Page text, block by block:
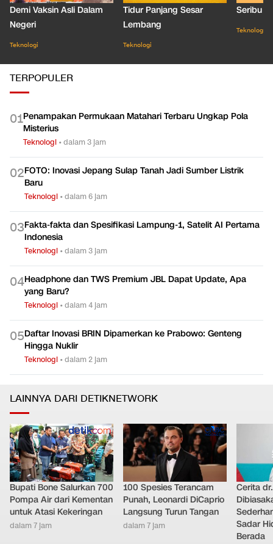
Demi Vaksin Asli Dalam
Negeri
Teknologi
Tidur Panjang Sesar
Lembang
Teknologi
Seribu
Teknologi
TERPOPULER
01Penampakan Permukaan Matahari Terbaru Ungkap Pola
Misterius
Teknologi •dalam 3 jam
02FOTO: Inovasi Jepang Sulap Tanah Jadi Sumber Listrik
Baru
Teknologi •dalam 6 jam
03Fakta-fakta dan Spesifikasi Lampung-1, Satelit AI Pertama
Indonesia
Teknologi •dalam 3 jam
04Headphone dan TWS Premium JBL Dapat Update, Apa
yang Baru?
Teknologi •dalam 4 jam
05Daftar Inovasi BRIN Dipamerkan ke Prabowo: Genteng
Hingga Nuklir
Teknologi •dalam 2 jam
LAINNYA DARI DETIKNETWORK
Bupati Bone Salurkan 700
Pompa Air dari Kementan
untuk Atasi Kekeringan
dalam 7 jam
100 Spesies Terancam
Punah, Leonardi DiCaprio
Langsung Turun Tangan
dalam 7 jam
Cerita
Sadar
Berada